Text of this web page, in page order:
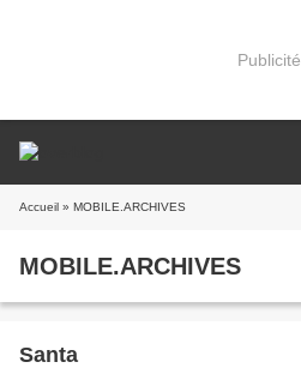
Publicité
Accueil » MOBILE.ARCHIVES
MOBILE.ARCHIVES
Santa